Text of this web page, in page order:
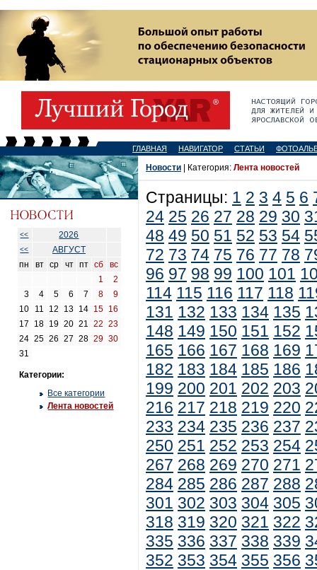
ГЛАВНАЯ НАВИГАТОР СТАТЬИ
<< 2026
<<
АВГУСТ
пн
вт ср чт пт сб
вс
1
2
3
4 5 6 7 8
9
10
11 12 13 14 15 16
17
18 19 20 21 22
23
24 25 26 27 28 29 30
31
Категории:
Все категории
Лента новостей
Новости | Категория: Лента новостей
Страницы: 1 2 3 4 5 6
24 25 26 27 28 29 30
48 49 50 51 52 53 54
72 73 74 75 76 77 78
96 97 98 99 100 101
114 115 116 117 118
131 132 133 134 135
148 149 150 151 152
165 166 167 168 169
182 183 184 185 186
199 200 201 202 203
216 217 218 219 220
233 234 235 236 237
250 251 252 253 254
267 268 269 270 271
284 285 286 287 288
301 302 303 304 305
318 319 320 321 322
335 336 337 338 339
352 353 354 355 356